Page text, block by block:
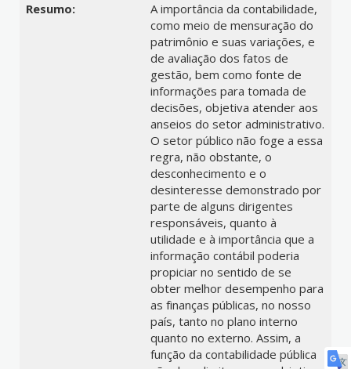
Resumo:
A importância da contabilidade,
como meio de mensuração do
patrimônio e suas variações, e
de avaliação dos fatos de
gestão, bem como fonte de
informações para tomada de
decisões, objetiva atender aos
anseios do setor administrativo.
O setor público não foge a essa
regra, não obstante, o
desconhecimento e o
desinteresse demonstrado por
parte de alguns dirigentes
responsáveis, quanto à
utilidade e à importância que a
informação contábil poderia
propiciar no sentido de se
obter melhor desempenho para
as finanças públicas, no nosso
país, tanto no plano interno
quanto no externo. Assim, a
função da contabilidade pública